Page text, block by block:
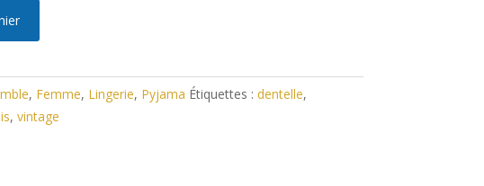
e
r
n
, Femme, Lingerie, Pyjama Étiquettes : dentelle,
, vintage